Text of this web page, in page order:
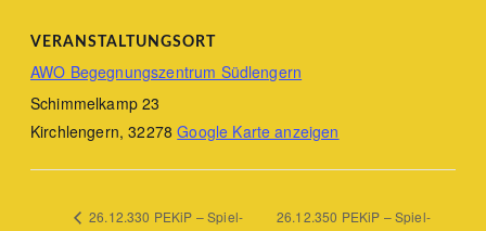
VERANSTALTUNGSORT
AWO Begegnungszentrum Südlengern
Schimmelkamp 23
Kirchlengern, 32278 Google Karte anzeigen
26.12.330 PEKiP – Spiel-
26.12.350 PEKiP – Spiel-